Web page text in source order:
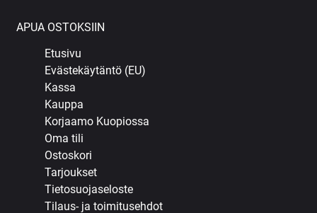
APUA OSTOKSIIN
Etusivu
Evästekäytäntö (EU)
Kassa
Kauppa
Korjaamo Kuopiossa
Oma tili
Ostoskori
Tarjoukset
Tietosuojaseloste
Tilaus- ja toimitusehdot